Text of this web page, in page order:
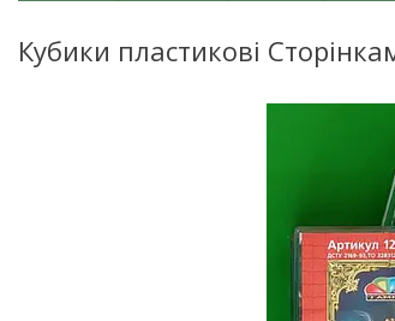
Кубики пластикові